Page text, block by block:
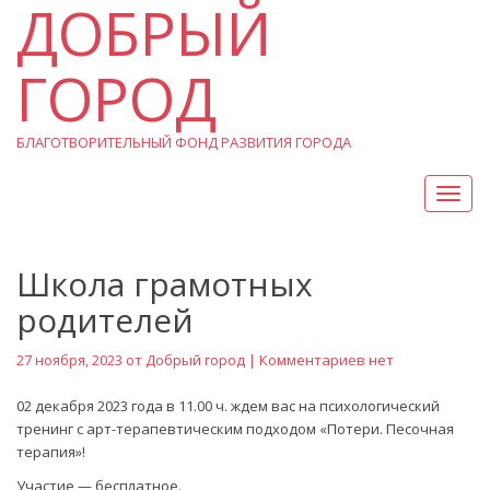
ДОБРЫЙ
ГОРОД
БЛАГОТВОРИТЕЛЬНЫЙ ФОНД РАЗВИТИЯ ГОРОДА
Вкл/
Выкл
Школа грамотных
родителей
27 ноября, 2023 от Добрый город | Комментариев нет
02 декабря 2023 года в 11.00 ч. ждем вас на психологический
тренинг с арт-терапевтическим подходом «Потери. Песочная
терапия»!
Участие — бесплатное.